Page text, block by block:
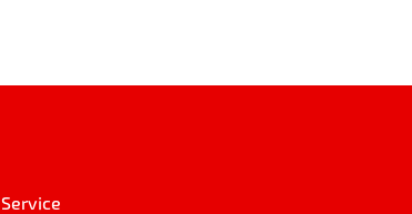
Service